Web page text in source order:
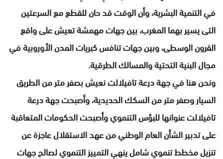
في التنمية البشرية، وأن الوقت قد حان للقطع مع السرعتين
التى يسير بهما المغرب، بين جهات مهمشة تعيش على واقع
القرون الوسطى، وبين جهات تنافس كبريات المدن الأوروبية في
مجال البنية التحتية والمسالك الطرقية.
ونحن هنا في جهة درعة تافيلالت نعيش بصفر متر من الطريق
السيار وصفر متر من السكك الحديدية، وأصبحت جهة درعة
تافيلالت عنوانها للبؤس التنموي وأصبحت الحكومات المتعاقبة
على تدبير الشأن العام الوطني من عهد الاستقلال عاجزة عن
تنزيل مخطط تنموي شامل ينهي التمييز التنموي لصالح جهات